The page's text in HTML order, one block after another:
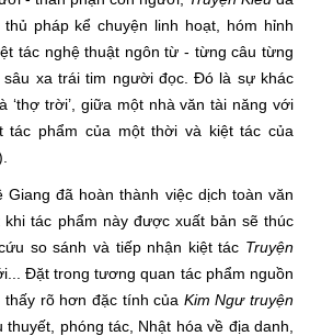
pháp kể chuyện linh hoạt, hóm hỉnh
tác nghệ thuật ngôn từ - từng câu từng
xa trái tim người đọc. Đó là sự khác
‘thợ trời’, giữa một nhà văn tài năng với
tác phẩm của một thời và kiệt tác của
đã hoàn thành việc dịch toàn văn
khi tác phẩm này được xuất bản sẽ thúc
so sánh và tiếp nhận kiệt tác Truyện
Đặt trong tương quan tác phẩm nguồn
rõ hơn đặc tính của Kim Ngư truyện
phóng tác, Nhật hóa về địa danh,